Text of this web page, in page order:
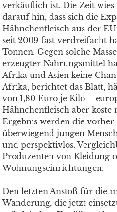
verkäuflich ist. Die Zeit wies
darauf hin, dass sich die
Hähnchenfleisch aus der
seit 2009 fast verdreifacht
Tonnen. Gegen solche
erzeugter Nahrungsmittel
Afrika und Asien keine
Afrika, berichtet das Blatt,
von 1,80 Euro je Kilo –
Hähnchenfleisch aber
Ergebnis werden die
überwiegend jungen
und perspektivlos.
Produzenten von Kleidung
Wohnungseinrichtungen.
Den letzten Anstoß für die
Wanderung, die jetzt